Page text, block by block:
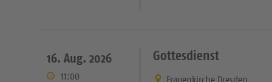
16. Aug. 2026
11:00
Gottesdienst
Frauenkirche Dresden